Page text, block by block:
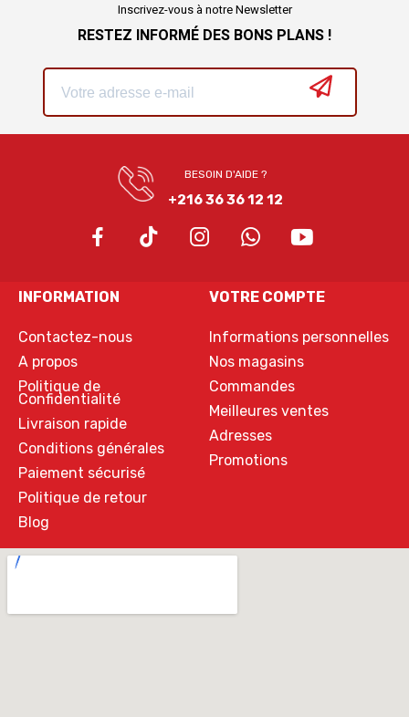
Inscrivez-vous à notre Newsletter
RESTEZ INFORMÉ DES BONS PLANS !
BESOIN D'AIDE ?
+216 36 36 12 12
INFORMATION
Contactez-nous
A propos
Politique de
Confidentialité
Livraison rapide
Conditions générales
Paiement sécurisé
Politique de retour
Blog
VOTRE COMPTE
Informations personnelles
Nos magasins
Commandes
Meilleures ventes
Adresses
Promotions